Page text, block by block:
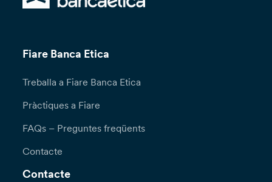
Fiare Banca Etica
Treballa a Fiare Banca Etica
Pràctiques a Fiare
FAQs – Preguntes freqüents
Contacte
Contacte